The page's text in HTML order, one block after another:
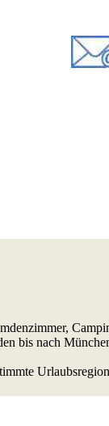
bis nach